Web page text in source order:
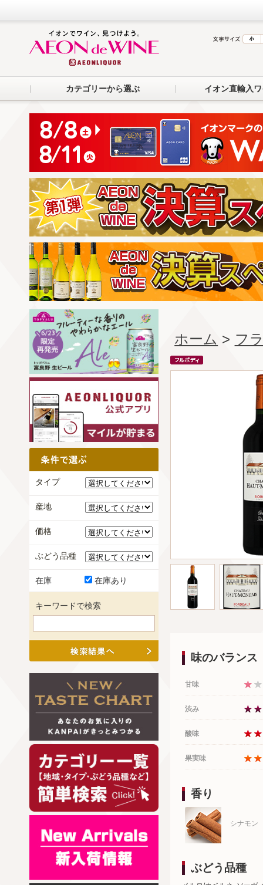
カテゴリーから選ぶ イオン直輸入
ホーム > フ
味のバランス
甘味
渋み
酸味
果実味
香り
シナモン
ぶどう品種
タイプ
産地
価格
ぶどう品種
在庫 在庫あり
キーワードで検索